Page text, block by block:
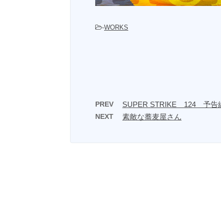
-WORKS
PREV SUPER STRIKE 124 予告
NEXT 素敵な蕎麦屋さん